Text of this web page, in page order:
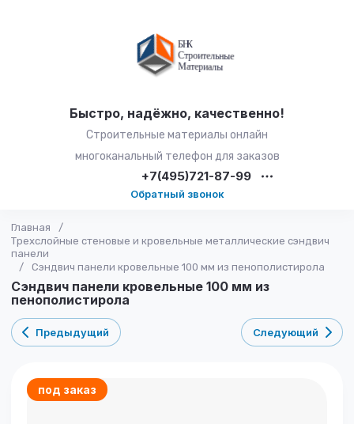
Быстро, надёжно, качественно!
Строительные материалы онлайн
многоканальный телефон для заказов
+7(495)721-87-99
Обратный звонок
Главная
/
Трехслойные стеновые и кровельные металлические сэндвич
панели
/
Сэндвич панели кровельные 100 мм из пенополистирола
Сэндвич панели кровельные 100 мм из
пенополистирола
Предыдущий Следующий
под заказ